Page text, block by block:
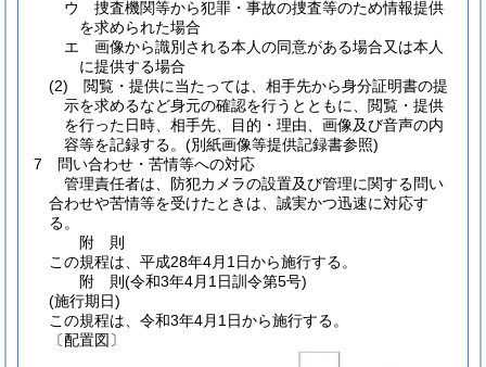
ウ 捜査機関等から犯罪・事故の捜査等のため情報提供
を求められた場合
エ 画像から識別される本人の同意がある場合又は本人
に提供する場合
(2) 閲覧・提供に当たっては、相手先から身分証明書の提
示を求めるなど身元の確認を行うとともに、閲覧・提供
を行った日時、相手先、目的・理由、画像及び音声の内
容等を記録する。 (別紙画像等提供記録書参照)
7 問い合わせ・苦情等への対応
管理責任者は、防犯カメラの設置及び管理に関する問い
合わせや苦情等を受けたときは、誠実かつ迅速に対応す
る。
附 則
この規程は、平成28年4月1日から施行する。
附 則(令和3年4月1日訓令第5号)
(施行期日)
この規程は、令和3年4月1日から施行する。
〔配置図〕